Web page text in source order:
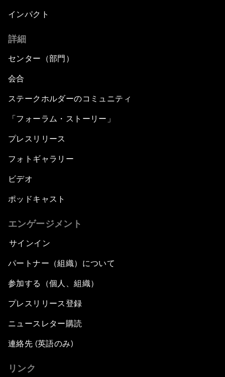
インパクト
詳細
センター（部門）
会合
ステークホルダーのコミュニティ
「フォーラム・ストーリー」
プレスリリース
フォトギャラリー
ビデオ
ポッドキャスト
エンゲージメント
サインイン
パートナー（組織）について
参加する（個人、組織）
プレスリリース登録
ニュースレター購読
連絡先 (英語のみ)
リンク